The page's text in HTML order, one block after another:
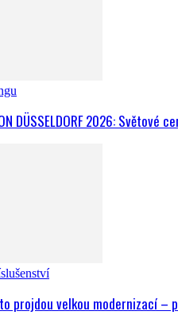
DÜSSELDORF 2026:
projdou velkou modernizací –